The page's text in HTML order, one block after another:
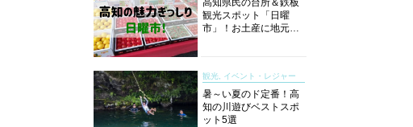
高知県民の台所＆鉄板
観光スポット「日曜
市」！お土産に地元野
説！
観光, イベント・レジャー
暑～い夏のド定番！高
知の川遊びベストスポ
ット5選